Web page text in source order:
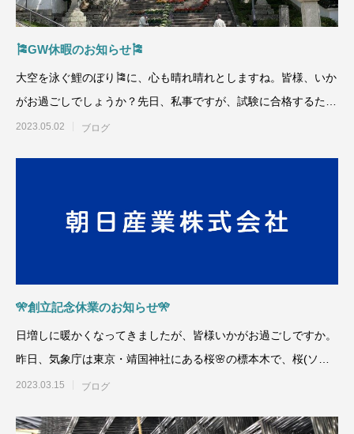
🎏GW休暇のお知らせ🎏
大空を泳ぐ鯉のぼり🎏に、心も晴れ晴れとしますね。皆様、いか
がお過ごしでしょうか？先日、私事ですが、試験に合格するため
に、神頼みに行き🤣…
2023.05.02 ブログ
🎌創立記念休業のお知らせ🎌
日増しに暖かくなってきましたが、皆様いかがお過ごしですか。
昨日、気象庁は東京・靖国神社にある桜🌸の標本木で、桜(ソメ
イヨシノ)が🌸開花🌸し
2023.03.15 ブログ